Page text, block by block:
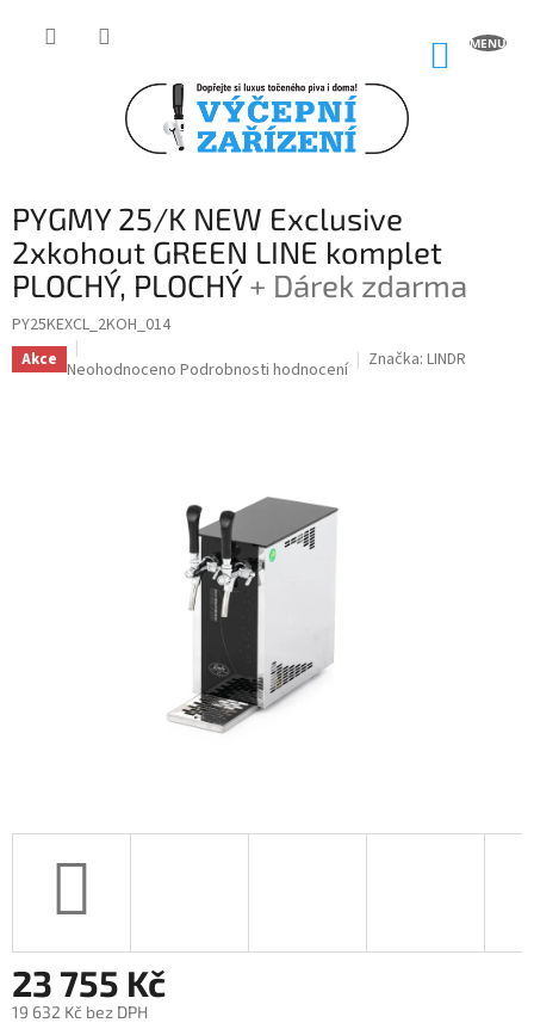
PYGMY 25/K NEW Exclusive
2xkohout GREEN LINE komplet
PLOCHÝ, PLOCHÝ+ Dárek zdarma
PY25KEXCL_2KOH_014
Akce Průměrné
Neohodnoceno Podrobnosti hodnocení Značka: LINDR
23 755 Kč
19 632 Kč bez DPH